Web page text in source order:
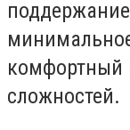
комфортный
сложностей.